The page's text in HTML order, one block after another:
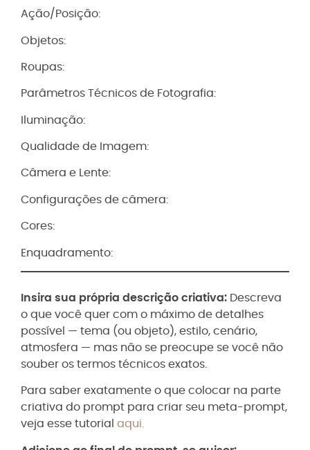
Ação/Posição:
Objetos:
Roupas:
Parâmetros Técnicos de Fotografia:
Iluminação:
Qualidade de Imagem:
Câmera e Lente:
Configurações de câmera:
Cores:
Enquadramento:
Insira sua própria descrição criativa: Descreva
o que você quer com o máximo de detalhes
possível — tema (ou objeto), estilo, cenário,
atmosfera — mas não se preocupe se você não
souber os termos técnicos exatos.
Para saber exatamente o que colocar na parte
criativa do prompt para criar seu meta-prompt,
veja esse tutorial aqui.